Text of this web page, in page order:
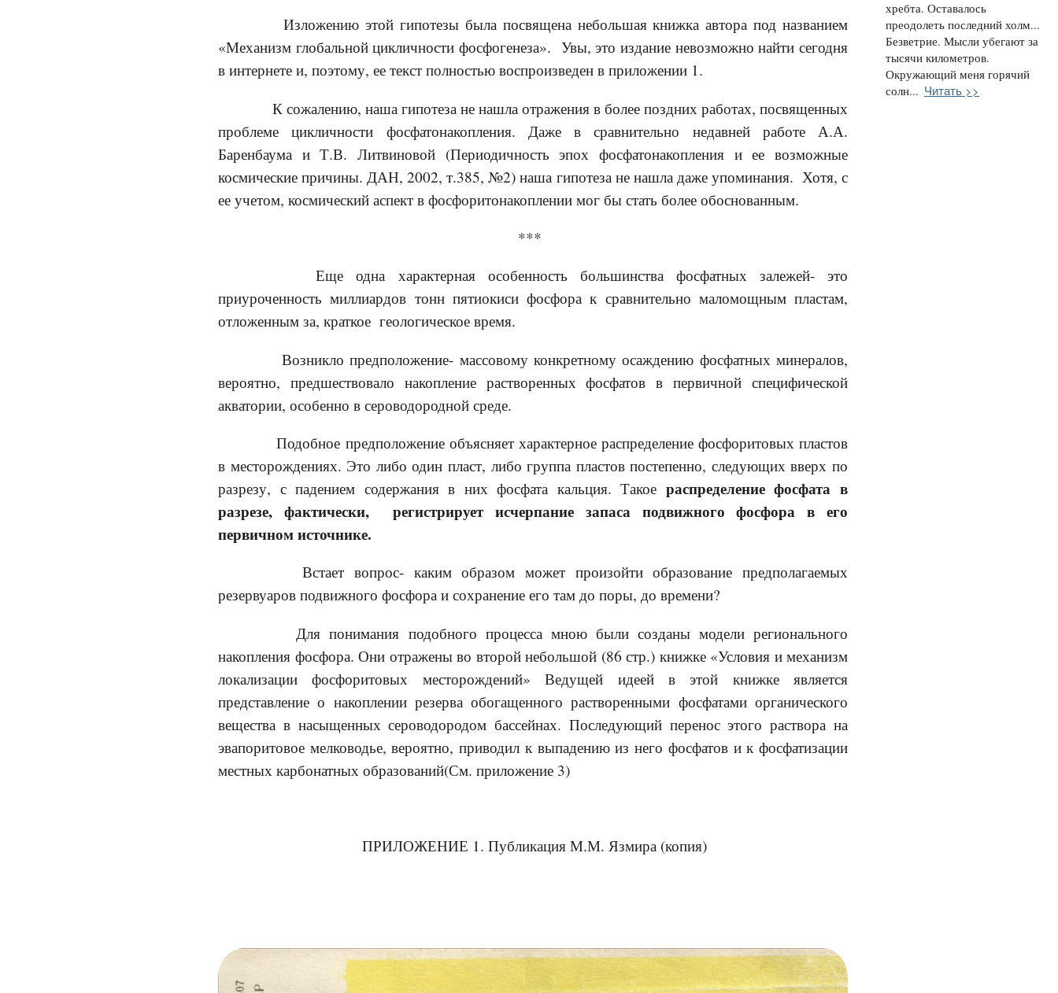
Изложению этой гипотезы была посвящена небольшая книжка автора под названием
«Механизм глобальной цикличности фосфогенеза». Увы, это издание невозможно найти сегодня
в интернете и, поэтому, ее текст полностью воспроизведен в приложении 1.
К сожалению, наша гипотеза не нашла отражения в более поздних работах, посвященных
проблеме цикличности фосфатонакопления. Даже в сравнительно недавней работе А.А.
Баренбаума и Т.В. Литвиновой (Периодичность эпох фосфатонакопления и ее возможные
космические причины. ДАН, 2002, т.385, №2) наша гипотеза не нашла даже упоминания. Хотя, с
ее учетом, космический аспект в фосфоритонакоплении мог бы стать более обоснованным.
***
Еще одна характерная особенность большинства фосфатных залежей- это
приуроченность миллиардов тонн пятиокиси фосфора к сравнительно маломощным пластам,
отложенным за, краткое геологическое время.
Возникло предположение- массовому конкретному осаждению фосфатных минералов,
вероятно, предшествовало накопление растворенных фосфатов в первичной специфической
акватории, особенно в сероводородной среде.
Подобное предположение объясняет характерное распределение фосфоритовых пластов
в месторождениях. Это либо один пласт, либо группа пластов постепенно, следующих вверх по
разрезу, с падением содержания в них фосфата кальция. Такое распределение фосфата в
разрезе, фактически, регистрирует исчерпание запаса подвижного фосфора в его
первичном источнике.
Встает вопрос- каким образом может произойти образование предполагаемых
резервуаров подвижного фосфора и сохранение его там до поры, до времени?
Для понимания подобного процесса мною были созданы модели регионального
накопления фосфора. Они отражены во второй небольшой (86 стр.) книжке «Условия и механизм
локализации фосфоритовых месторождений» Ведущей идеей в этой книжке является
представление о накоплении резерва обогащенного растворенными фосфатами органического
вещества в насыщенных сероводородом бассейнах. Последующий перенос этого раствора на
эвапоритовое мелководье, вероятно, приводил к выпадению из него фосфатов и к фосфатизации
местных карбонатных образований(См. приложение 3)
ПРИЛОЖЕНИЕ 1. Публикация М.М. Язмира (копия)
хребта. Оставалось
преодолеть последний холм...
Безветрие. Мысли убегают за
тысячи километров.
Окружающий меня горячий
солн... Читать >>